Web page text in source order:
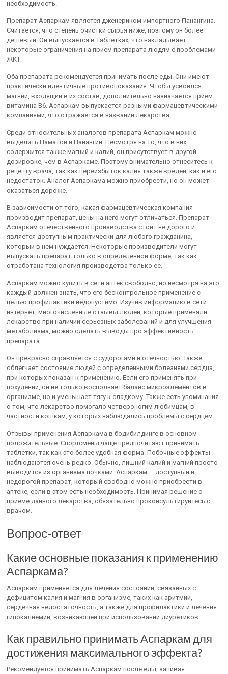
необходимость.
Препарат Аспаркам является дженериком импортного Панангина.
Считается, что степень очистки сырья ниже, поэтому он более
дешевый. Он выпускается в таблетках, что накладывает
некоторые ограничения на прием препарата людям с проблемами
ЖКТ.
Оба препарата рекомендуется принимать после еды. Они имеют
практически идентичные противопоказания. Чтобы усвоился
магний, входящий в их состав, дополнительно назначается прием
витамина В6. Аспаркам выпускается разными фармацевтическими
компаниями, что отражается в названии лекарства.
Среди относительных аналогов препарата Аспаркам можно
выделить Паматон и Панангин. Несмотря на то, что в них
содержится также магний и калий, он присутствует в другой
дозировке, чем в Аспаркаме. Поэтому внимательно отнеситесь к
рецепту врача, так как переизбыток калия также вреден, как и его
недостаток. Аналог Аспаркама можно приобрести, но он может
оказаться дороже.
В зависимости от того, какая фармацевтическая компания
производит препарат, цены на него могут отличаться. Препарат
Аспаркам отечественного производства стоит не дорого и
является доступным практически для любого гражданина,
который в нем нуждается. Некоторые производители могут
выпускать препарат только в определенной форме, так как
отработана технология производства только ее.
Аспаркам можно купить в сети аптек свободно, но несмотря на это
каждый должен знать, что его бесконтрольное применение с
целью профилактики недопустимо. Изучив информацию в сети
интернет, многочисленные отзывы людей, которые применяли
лекарство при наличии серьезных заболеваний и для улучшения
метаболизма, можно сделать выводы про эффективность
препарата.
Он прекрасно справляется с судорогами и отечностью. Также
облегчает состояние людей с определенными болезнями сердца,
при которых показан к применению. Если его применять при
похудении, он не только восполняет баланс микроэлементов в
организме, но и уменьшает тягу к сладкому. Также есть упоминания
о том, что лекарство помогало четвероногим любимцам, в
частности кошкам, у которых наблюдались проблемы с сердцем.
Отзывы применения Аспаркама в бодибилдинге в основном
положительные. Спортсмены чаще предпочитают принимать
таблетки, так как это более удобная форма. Побочные эффекты
наблюдаются очень редко. Обычно, лишний калий и магний просто
выводится из организма почками. Аспаркам — доступный и
недорогой препарат, который свободно можно приобрести в
аптеке, если в этом есть необходимость. Принимая решение о
приеме данного лекарства, обязательно проконсультируйтесь с
врачом.
Вопрос-ответ
Какие основные показания к применению
Аспаркама?
Аспаркам применяется для лечения состояний, связанных с
дефицитом калия и магния в организме, таких как аритмии,
сердечная недостаточность, а также для профилактики и лечения
гипокалиемии, возникающей при использовании диуретиков.
Как правильно принимать Аспаркам для
достижения максимального эффекта?
Рекомендуется принимать Аспаркам после еды, запивая